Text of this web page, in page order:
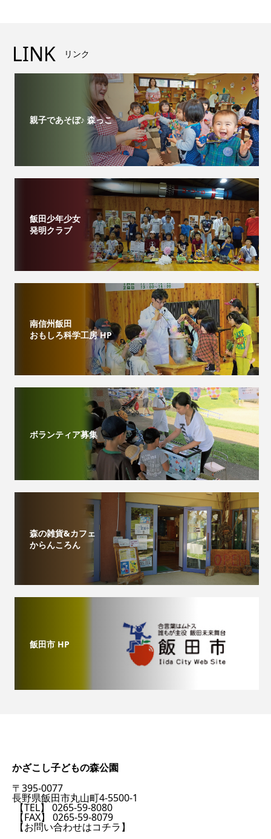
LINK リンク
親子であそぼ♪ 森っこ
飯田少年少女
発明クラブ
南信州飯田
おもしろ科学工房 HP
ボランティア募集
森の雑貨&カフェ
からんころん
飯田市 HP
かざこし子どもの森公園
〒395-0077
長野県飯田市丸山町4-5500-1
【TEL】 0265-59-8080
【FAX】 0265-59-8079
【お問い合わせはコチラ】